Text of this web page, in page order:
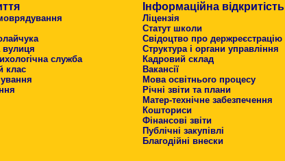
вулиця
служба
клас
Інформаційна відкритість
Ліцензія
Статут школи
Свідоцтво про держреєстрацію
Структура і органи управління
Кадровий склад
Вакансії
Мова освітнього процесу
Річні звіти та плани
Матер-технічне забезпечення
Кошториси
Фінансові звіти
Публічні закупівлі
Благодійні внески